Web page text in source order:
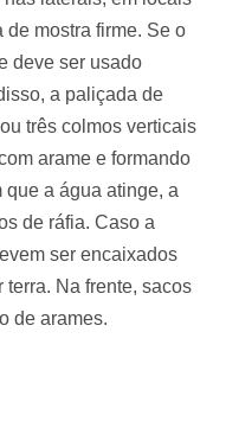
de mostra firme. Se o
deve ser usado
a paliçada de
três colmos verticais
arame e formando
a água atinge, a
de ráfia. Caso a
ser encaixados
Na frente, sacos
de arames.